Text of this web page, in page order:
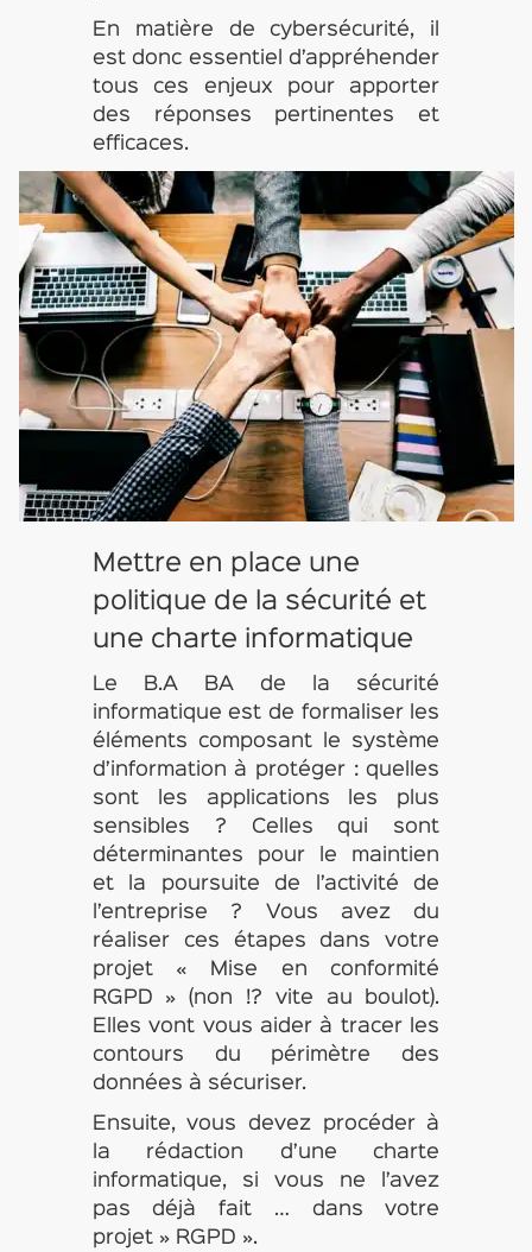
En matière de cybersécurité, il
est donc essentiel d’appréhender
tous ces enjeux pour apporter
des réponses pertinentes et
efficaces.
Mettre en place une
politique de la sécurité et
une charte informatique
Le B.A BA de la sécurité
informatique est de formaliser les
éléments composant le système
d’information à protéger : quelles
sont les applications les plus
sensibles ? Celles qui sont
déterminantes pour le maintien
et la poursuite de l’activité de
l’entreprise ? Vous avez du
réaliser ces étapes dans votre
projet « Mise en conformité
RGPD » (non !? vite au boulot).
Elles vont vous aider à tracer les
contours du périmètre des
données à sécuriser.
Ensuite, vous devez procéder à
la rédaction d’une charte
informatique, si vous ne l’avez
pas déjà fait … dans votre
projet » RGPD ».